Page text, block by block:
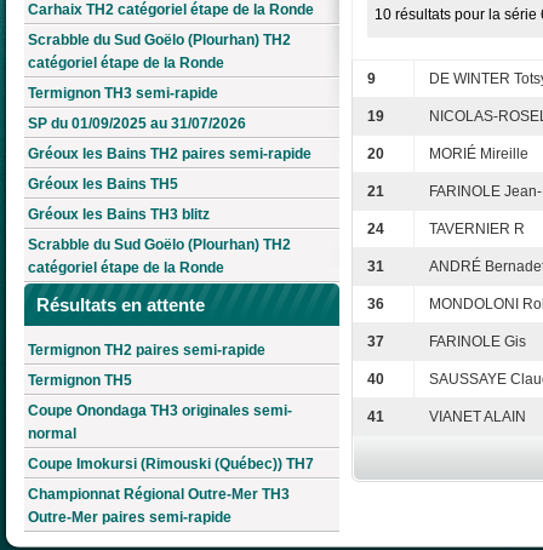
Carhaix TH2 catégoriel étape de la Ronde
Scrabble du Sud Goëlo (Plourhan) TH2
catégoriel étape de la Ronde
Termignon TH3 semi-rapide
SP du 01/09/2025 au 31/07/2026
Gréoux les Bains TH2 paires semi-rapide
Gréoux les Bains TH5
Gréoux les Bains TH3 blitz
Scrabble du Sud Goëlo (Plourhan) TH2
catégoriel étape de la Ronde
Résultats en attente
Termignon TH2 paires semi-rapide
Termignon TH5
Coupe Onondaga TH3 originales semi-
normal
Coupe Imokursi (Rimouski (Québec)) TH7
Championnat Régional Outre-Mer TH3
Outre-Mer paires semi-rapide
10 résultats pour la série
9 DE WINTER
19 NICOLAS-
20 MORIÉ Mireille
21 FARINOLE
24 TAVERNIER R
31 ANDRÉ
36 MONDOLONI
37 FARINOLE Gis
40 SAUSSAYE
41 VIANET ALAIN